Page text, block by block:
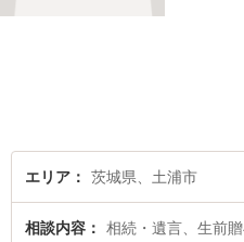
エリア 茨城県、土浦市
相談内容 相続・遺言、生前